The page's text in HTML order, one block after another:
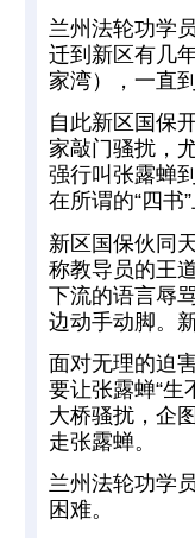
兰州法轮功学
迁到新区有几
家湾），一直
自此新区国保
家敲门骚扰，
强行叫张露蝉
在所谓的“四书
新区国保伙同
称教导员的王
下流的语言辱
边动手动脚。
面对无理的迫
要让张露蝉“生
大桥骚扰，企
走张露蝉。
兰州法轮功学
困难。